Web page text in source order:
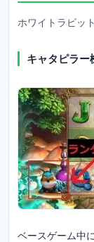
ホワイトラビッ
キャタピラー
ベースゲーム中